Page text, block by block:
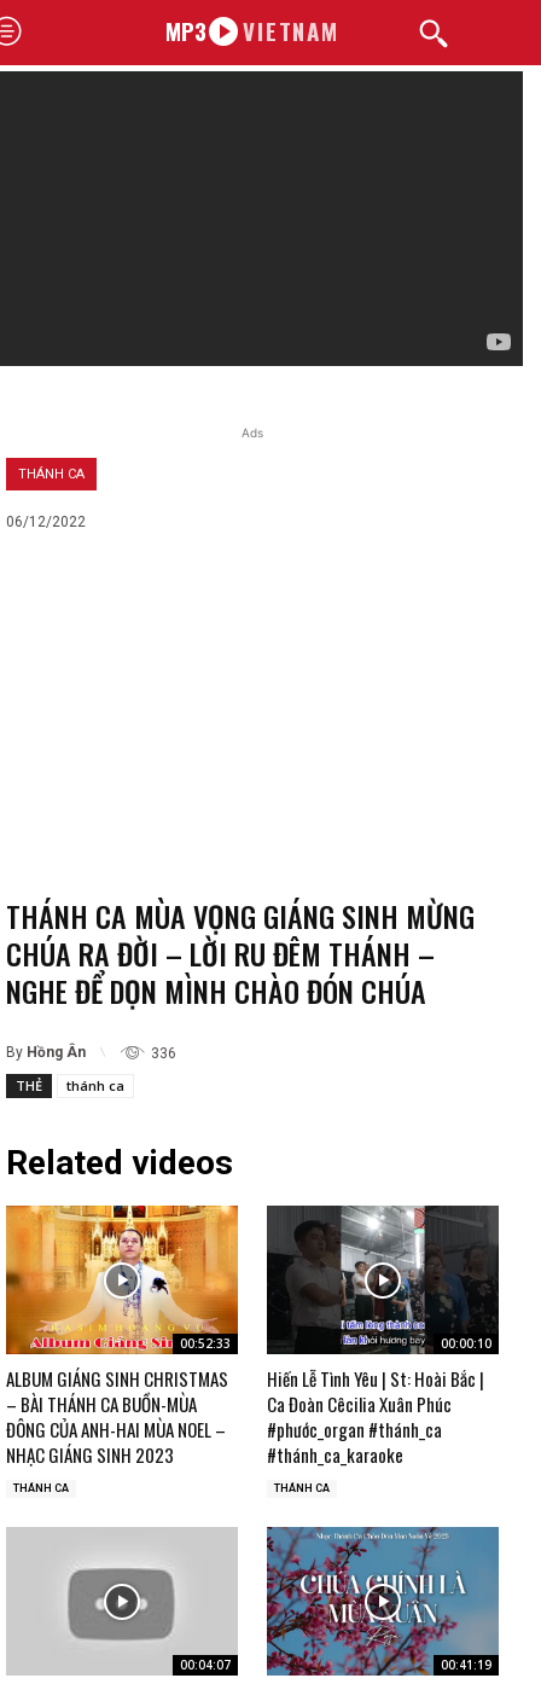
MP3 VIETNAM
Ads
THÁNH CA
06/12/2022
THÁNH CA MÙA VỌNG GIÁNG SINH MỪNG
CHÚA RA ĐỜI – LỜI RU ĐÊM THÁNH –
NGHE ĐỂ DỌN MÌNH CHÀO ĐÓN CHÚA
By Hồng Ân 336
THẺ thánh ca
Related videos
00:52:33
ALBUM GIÁNG SINH CHRISTMAS
– BÀI THÁNH CA BUỒN-MÙA
ĐÔNG CỦA ANH-HAI MÙA NOEL –
NHẠC GIÁNG SINH 2023
THÁNH CA
00:00:10
Hiến Lễ Tình Yêu | St: Hoài Bắc |
Ca Đoàn Cêcilia Xuân Phúc
#phước_organ #thánh_ca
#thánh_ca_karaoke
THÁNH CA
00:04:07 00:41:19